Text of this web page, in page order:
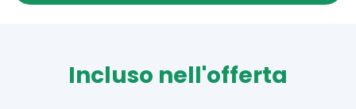
Incluso nell'offerta